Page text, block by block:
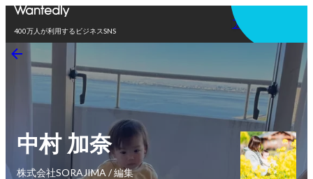
400万人が利用するビジネスSNS
アプリを使う
中村 加奈
株式会社SORAJIMA / 編集